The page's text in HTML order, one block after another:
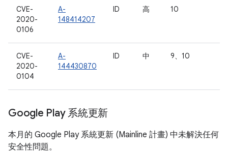
CVE-
2020-
0106
A-
148414207
ID 高 10
CVE-
2020-
0104
A-
144430870
ID 中 9、10
Google Play 系統更新
本月的 Google Play 系統更新 (Mainline 計畫) 中未解決任何
安全性問題。